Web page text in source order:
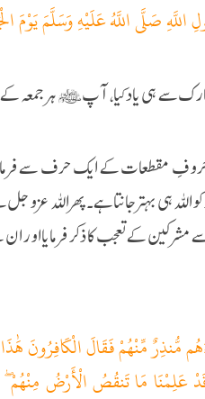
صَلَّى اللَّهُ عَلَيْهِ وَسَلَّمَ يَوْمَ
سے ہی یاد کیا، آپ ﷺ ہر جمعہ کے
مقطعات کے ایک حرف سے
ہی بہتر جانتا ہے۔ پھر اللہ
کے تعجب کا ذکر فرمایا اور
مُّنذِرٌ مِّنْهُمْ فَقَالَ الْكَافِرُونَ
قَدْ عَلِمْنَا مَا تَنقُصُ الْأَرْضُ